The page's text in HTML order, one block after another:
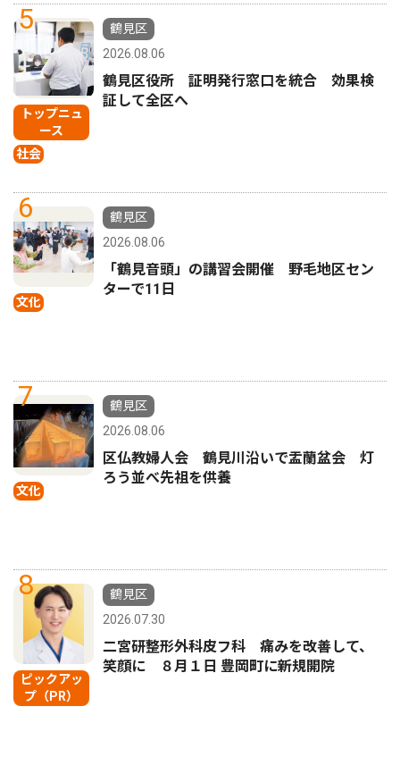
5
トップニュ
ース
社会
鶴見区
2026.08.06
鶴見区役所 証明発行窓口を統合 効果検
証して全区へ
6
文化
鶴見区
2026.08.06
「鶴見音頭」の講習会開催 野毛地区セン
ターで11日
7
文化
鶴見区
2026.08.06
区仏教婦人会 鶴見川沿いで盂蘭盆会 灯
ろう並べ先祖を供養
8
ピックアッ
プ（PR）
鶴見区
2026.07.30
二宮研整形外科皮フ科 痛みを改善して、
笑顔に ８月１日 豊岡町に新規開院